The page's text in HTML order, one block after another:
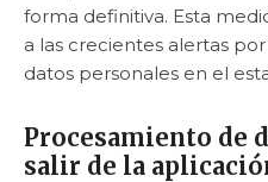
forma definitiva. Esta
a las crecientes alertas
datos personales en el
Procesamiento de
salir de la